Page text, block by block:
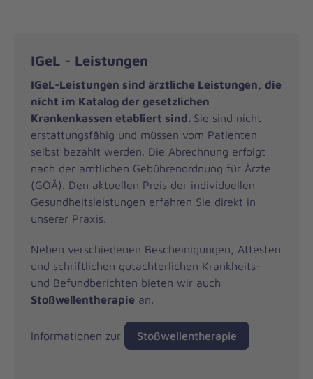
IGeL - Leistungen
IGeL-Leistungen sind ärztliche Leistungen, die
nicht im Katalog der gesetzlichen
Krankenkassen etabliert sind. Sie sind nicht
erstattungsfähig und müssen vom Patienten
selbst bezahlt werden. Die Abrechnung erfolgt
nach der amtlichen Gebührenordnung für Ärzte
(GOÄ). Den aktuellen Preis der individuellen
Gesundheitsleistungen erfahren Sie direkt in
unserer Praxis.
Neben verschiedenen Bescheinigungen, Attesten
und schriftlichen gutachterlichen Krankheits-
und Befundberichten bieten wir auch
Stoßwellentherapie an.
Informationen zur Stoßwellentherapie